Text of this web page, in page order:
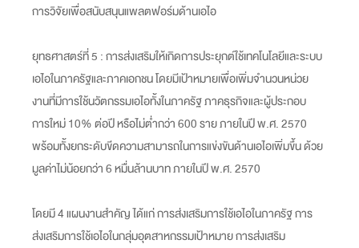
การวิจัยเพื่อสนับสนุนแพลตฟอร์มด้านเอไอ
ยุทธศาสตร์ที่ 5 : การส่งเสริมให้เกิดการประยุกต์ใช้เทคโนโลยีและระบบ
เอไอในภาครัฐและภาคเอกชน โดยมีเป้าหมายเพื่อเพิ่มจำนวนหน่วย
งานที่มีการใช้นวัตกรรมเอไอทั้งในภาครัฐ ภาคธุรกิจและผู้ประกอบ
การใหม่ 10% ต่อปี หรือไม่ต่ำกว่า 600 ราย ภายในปี พ.ศ. 2570
พร้อมทั้งยกระดับขีดความสามารถในการแข่งขันด้านเอไอเพิ่มขึ้น ด้วย
มูลค่าไม่น้อยกว่า 6 หมื่นล้านบาท ภายในปี พ.ศ. 2570
โดยมี 4 แผนงานสำคัญ ได้แก่ การส่งเสริมการใช้เอไอในภาครัฐ การ
ส่งเสริมการใช้เอไอในกลุ่มอุตสาหกรรมเป้าหมาย การส่งเสริม